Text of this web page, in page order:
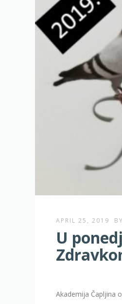
APRIL 25, 2019 BY
U
Akademija Čapljina